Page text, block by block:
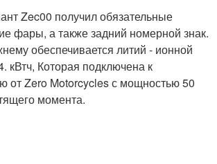
Zec00 получил обязательные
фары, а также задний номерной знак.
обеспечивается литий - ионной
кВтч, Которая подключена к
от Zero Motorcycles с мощностью 50
момента.